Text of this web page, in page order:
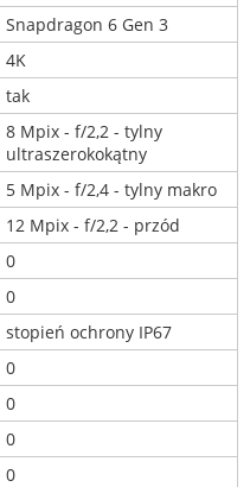
Snapdragon 6 Gen 3
4K
tak
8 Mpix - f/2,2 - tylny
ultraszerokokątny
5 Mpix - f/2,4 - tylny makro
12 Mpix - f/2,2 - przód
0
0
stopień ochrony IP67
0
0
0
0